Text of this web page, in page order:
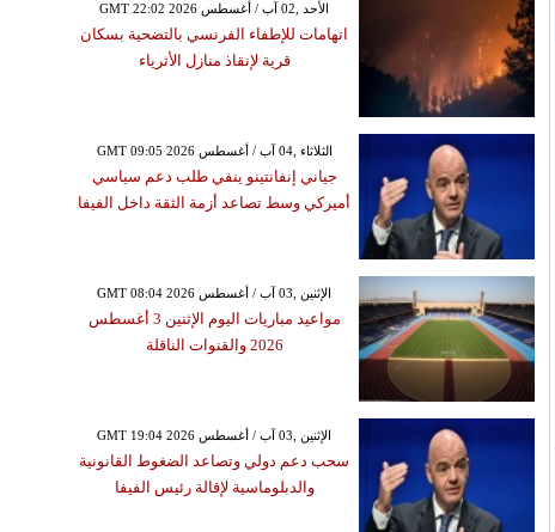
GMT 22:02 2026 الأحد ,02 آب / أغسطس
اتهامات للإطفاء الفرنسي بالتضحية بسكان
قرية لإنقاذ منازل الأثرياء
GMT 09:05 2026 الثلاثاء ,04 آب / أغسطس
جياني إنفانتينو ينفي طلب دعم سياسي
أميركي وسط تصاعد أزمة الثقة داخل الفيفا
GMT 08:04 2026 الإثنين ,03 آب / أغسطس
مواعيد مباريات اليوم الإثنين 3 أغسطس
2026 والقنوات الناقلة
GMT 19:04 2026 الإثنين ,03 آب / أغسطس
سحب دعم دولي وتصاعد الضغوط القانونية
والدبلوماسية لإقالة رئيس الفيفا